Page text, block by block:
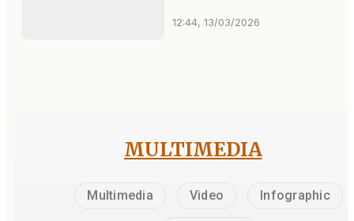
12:44, 13/03/2026
MULTIMEDIA
Multimedia Video Infographic